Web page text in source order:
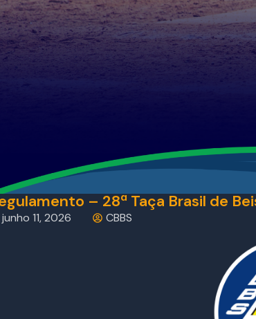
– 28ª Taça Brasil de
junho 11, 2026 CBBS